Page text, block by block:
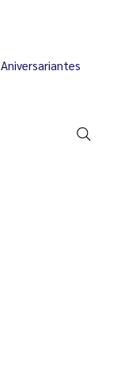
Aniversariantes